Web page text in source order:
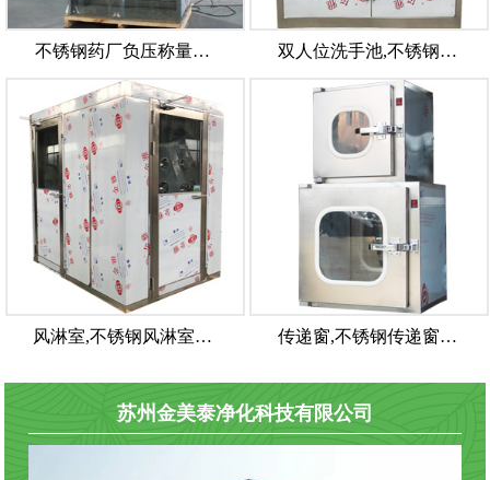
不锈钢药厂负压称量… 双人位洗手池,不锈钢…
风淋室,不锈钢风淋室… 传递窗,不锈钢传递窗…
苏州金美泰净化科技有限公司